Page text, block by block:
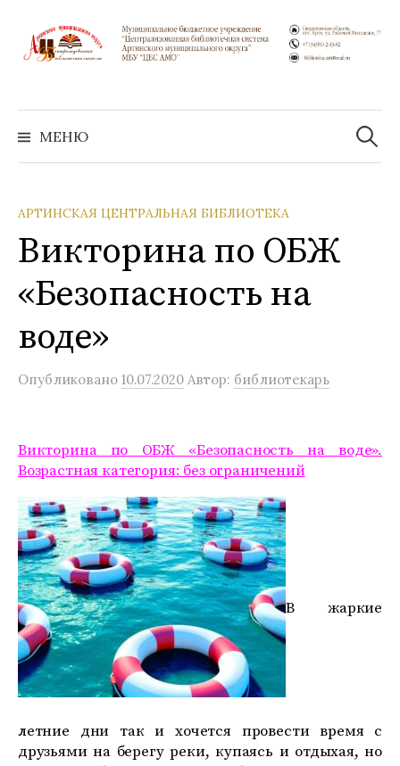
содержимому
МЕНЮ
Найти:
АРТИНСКАЯ ЦЕНТРАЛЬНАЯ БИБЛИОТЕКА
Викторина по ОБЖ
«Безопасность на
воде»
Опубликовано 10.07.2020 Автор: библиотекарь
Викторина по ОБЖ «Безопасность на воде».
Возрастная категория: без ограничений
В жаркие
летние дни так и хочется провести время с
друзьями на берегу реки, купаясь и отдыхая, но